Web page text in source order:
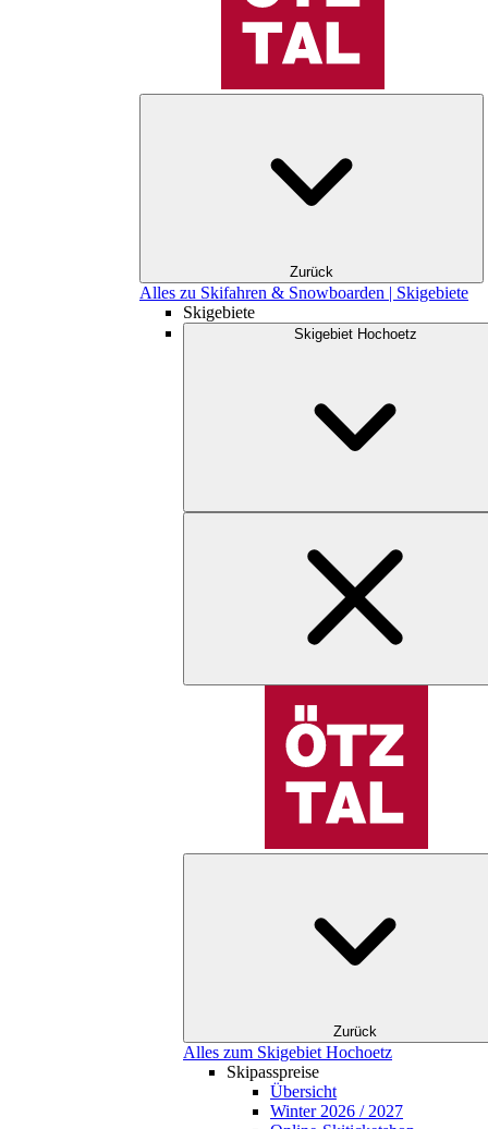
Zurück
Alles zu Skifahren & Snowboarden | Skigebiete
Skigebiete
Skigebiet Hochoetz
Zurück
Alles zum Skigebiet Hochoetz
Skipasspreise
Übersicht
Winter 2026 / 2027